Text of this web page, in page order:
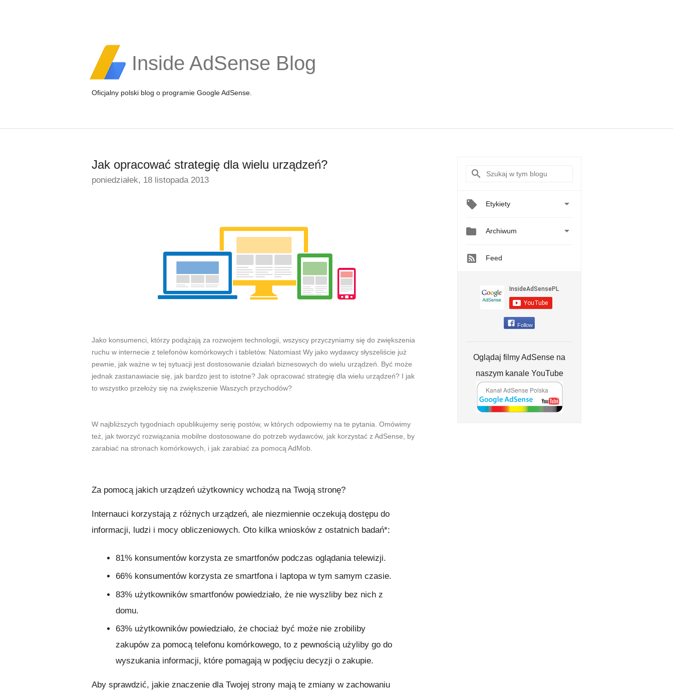
Inside AdSense Blog
Oficjalny polski blog o programie Google AdSense.
Jak opracować strategię dla wielu urządzeń?
poniedziałek, 18 listopada 2013
Jako konsumenci, którzy podążają za rozwojem technologii, wszyscy przyczyniamy się do zwiększenia
ruchu w internecie z telefonów komórkowych i tabletów. Natomiast Wy jako wydawcy słyszeliście już
pewnie, jak ważne w tej sytuacji jest dostosowanie działań biznesowych do wielu urządzeń. Być może
jednak zastanawiacie się, jak bardzo jest to istotne? Jak opracować strategię dla wielu urządzeń? I jak
to wszystko przełoży się na zwiększenie Waszych przychodów?
W najbliższych tygodniach opublikujemy serię postów, w których odpowiemy na te pytania. Omówimy
też, jak tworzyć rozwiązania mobilne dostosowane do potrzeb wydawców, jak korzystać z AdSense, by
zarabiać na stronach komórkowych, i jak zarabiać za pomocą AdMob.
Za pomocą jakich urządzeń użytkownicy wchodzą na Twoją stronę?
Internauci korzystają z różnych urządzeń, ale niezmiennie oczekują dostępu do
informacji, ludzi i mocy obliczeniowych. Oto kilka wniosków z ostatnich badań*:
81% konsumentów korzysta ze smartfonów podczas oglądania telewizji.
66% konsumentów korzysta ze smartfona i laptopa w tym samym czasie.
83% użytkowników smartfonów powiedziało, że nie wyszliby bez nich z
domu.
63% użytkowników powiedziało, że chociaż być może nie zrobiliby
zakupów za pomocą telefonu komórkowego, to z pewnością użyliby go do
wyszukania informacji, które pomagają w podjęciu decyzji o zakupie.
Aby sprawdzić, jakie znaczenie dla Twojej strony mają te zmiany w zachowaniu
Etykiety 
 Archiwum 
Feed
Follow
Oglądaj filmy AdSense na
naszym kanale YouTube